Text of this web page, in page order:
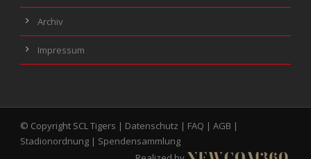
Archiv
Impressum
© Copyright SCL Tigers | Datenschutz | FAQ | AGB |
Stadionordnung | Spendensammlung